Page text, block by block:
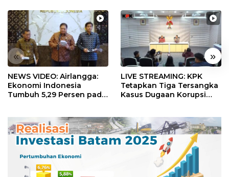
« »
NEWS VIDEO: Airlangga:
Ekonomi Indonesia
Tumbuh 5,29 Persen pada
LIVE STREAMING: KPK
Tetapkan Tiga Tersangka
Kasus Dugaan Korupsi